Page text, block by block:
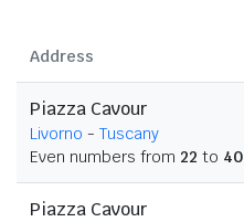
Address
Piazza Cavour
Livorno - Tuscany
Even numbers from 22 to 40
Piazza Cavour